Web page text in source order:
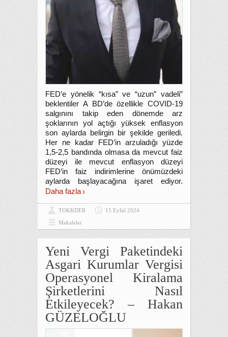
FED’e yönelik “kısa” ve “uzun” vadeli”
beklentiler A BD’de özellikle COVID-19
salgınını takip eden dönemde arz
şoklarının yol açtığı yüksek enflasyon
son aylarda belirgin bir şekilde geriledi.
Her ne kadar FED’in arzuladığı yüzde
1,5-2,5 bandında olmasa da mevcut faiz
düzeyi ile mevcut enflasyon düzeyi
FED’in faiz indirimlerine önümüzdeki
aylarda başlayacağına işaret ediyor.
Daha fazla
TOKKDER
15 Eylül 2024
Makaleler
Yeni Vergi Paketindeki
Asgari Kurumlar Vergisi
Operasyonel Kiralama
Şirketlerini Nasıl
Etkileyecek? – Hakan
GÜZELOĞLU